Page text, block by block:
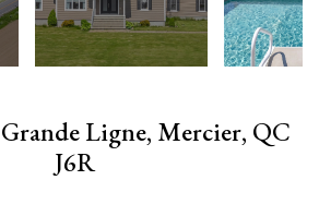
Ligne, Mercier, QC
J6R